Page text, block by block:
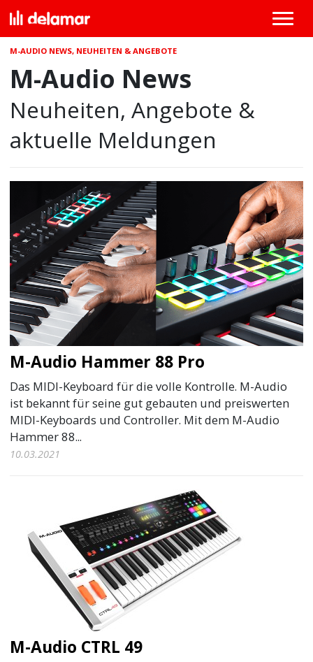
M-AUDIO NEWS, NEUHEITEN & ANGEBOTE
M-Audio News
Neuheiten, Angebote &
aktuelle Meldungen
M-Audio Hammer 88 Pro
Das MIDI-Keyboard für die volle Kontrolle. M-Audio
ist bekannt für seine gut gebauten und preiswerten
MIDI-Keyboards und Controller. Mit dem M-Audio
Hammer 88...
10.03.2021
M-Audio CTRL 49